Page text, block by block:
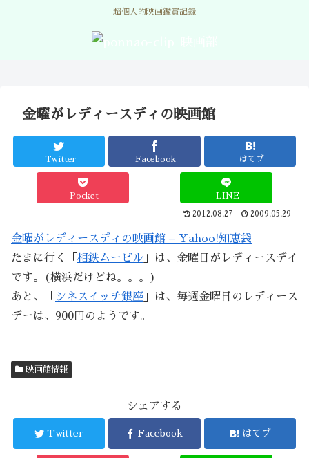
超個人的映画鑑賞記録
金曜がレディースディの映画館
Twitter Facebook はてブ
Pocket LINE
2012.08.27 2009.05.29
金曜がレディースディの映画館 – Yahoo!知恵袋
たまに行く「 相鉄ムービル 」は、金曜日がレディースデイ
です。(横浜だけどね。。。)
あと、「 シネスイッチ銀座 」は、毎週金曜日のレディース
デーは、900円のようです。
映画館情報
シェアする
Twitter Facebook はてブ